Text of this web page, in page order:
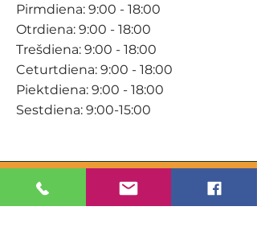
Pirmdiena: 9:00 - 18:00
Otrdiena: 9:00 - 18:00
Trešdiena: 9:00 - 18:00
Ceturtdiena: 9:00 - 18:00
Piektdiena: 9:00 - 18:00
Sestdiena: 9:00-15:00
KONTAKTI